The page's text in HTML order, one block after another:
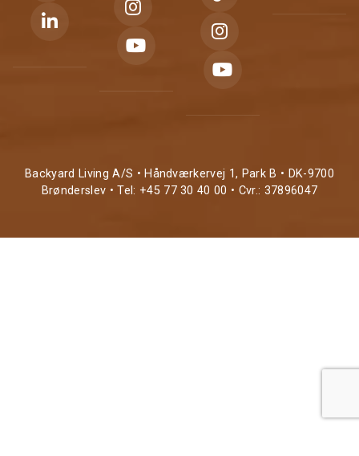
Backyard Living A/S • Håndværkervej 1, Park B • DK-9700
Brønderslev • Tel: +45 77 30 40 00 • Cvr.: 37896047